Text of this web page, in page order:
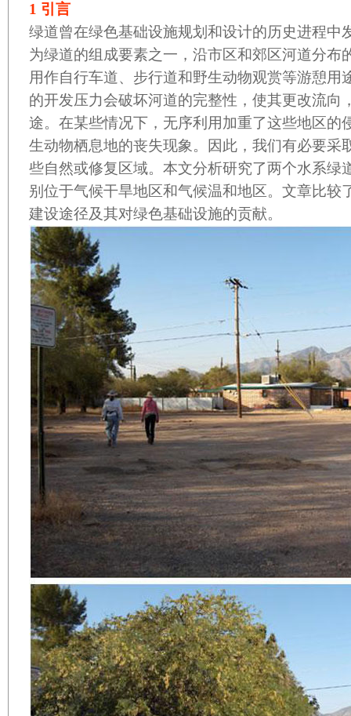
1 引言
绿道曾在绿色基础设施规划和设计的历史进程中
为绿道的组成要素之一，沿市区和郊区河道分布
用作自行车道、步行道和野生动物观赏等游憩用
的开发压力会破坏河道的完整性，使其更改流向
途。在某些情况下，无序利用加重了这些地区的
生动物栖息地的丧失现象。因此，我们有必要采
些自然或修复区域。本文分析研究了两个水系绿
别位于气候干旱地区和气候温和地区。文章比较
建设途径及其对绿色基础设施的贡献。